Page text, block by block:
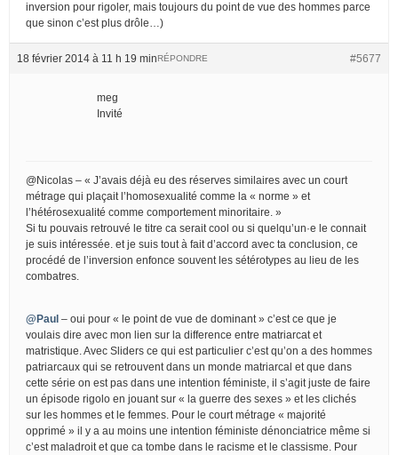
inversion pour rigoler, mais toujours du point de vue des hommes parce
que sinon c’est plus drôle…)
18 février 2014 à 11 h 19 min #5677
RÉPONDRE
meg
Invité
@Nicolas – « J’avais déjà eu des réserves similaires avec un court
métrage qui plaçait l’homosexualité comme la « norme » et
l’hétérosexualité comme comportement minoritaire. »
Si tu pouvais retrouvé le titre ca serait cool ou si quelqu’un·e le connait
je suis intéressée. et je suis tout à fait d’accord avec ta conclusion, ce
procédé de l’inversion enfonce souvent les sétérotypes au lieu de les
combatres.
@Paul – oui pour « le point de vue de dominant » c’est ce que je
voulais dire avec mon lien sur la difference entre matriarcat et
matristique. Avec Sliders ce qui est particulier c’est qu’on a des hommes
patriarcaux qui se retrouvent dans un monde matriarcal et que dans
cette série on est pas dans une intention féministe, il s’agit juste de faire
un épisode rigolo en jouant sur « la guerre des sexes » et les clichés
sur les hommes et le femmes. Pour le court métrage « majorité
opprimé » il y a au moins une intention féministe dénonciatrice même si
c’est maladroit et que ca tombe dans le racisme et le classisme. Pour